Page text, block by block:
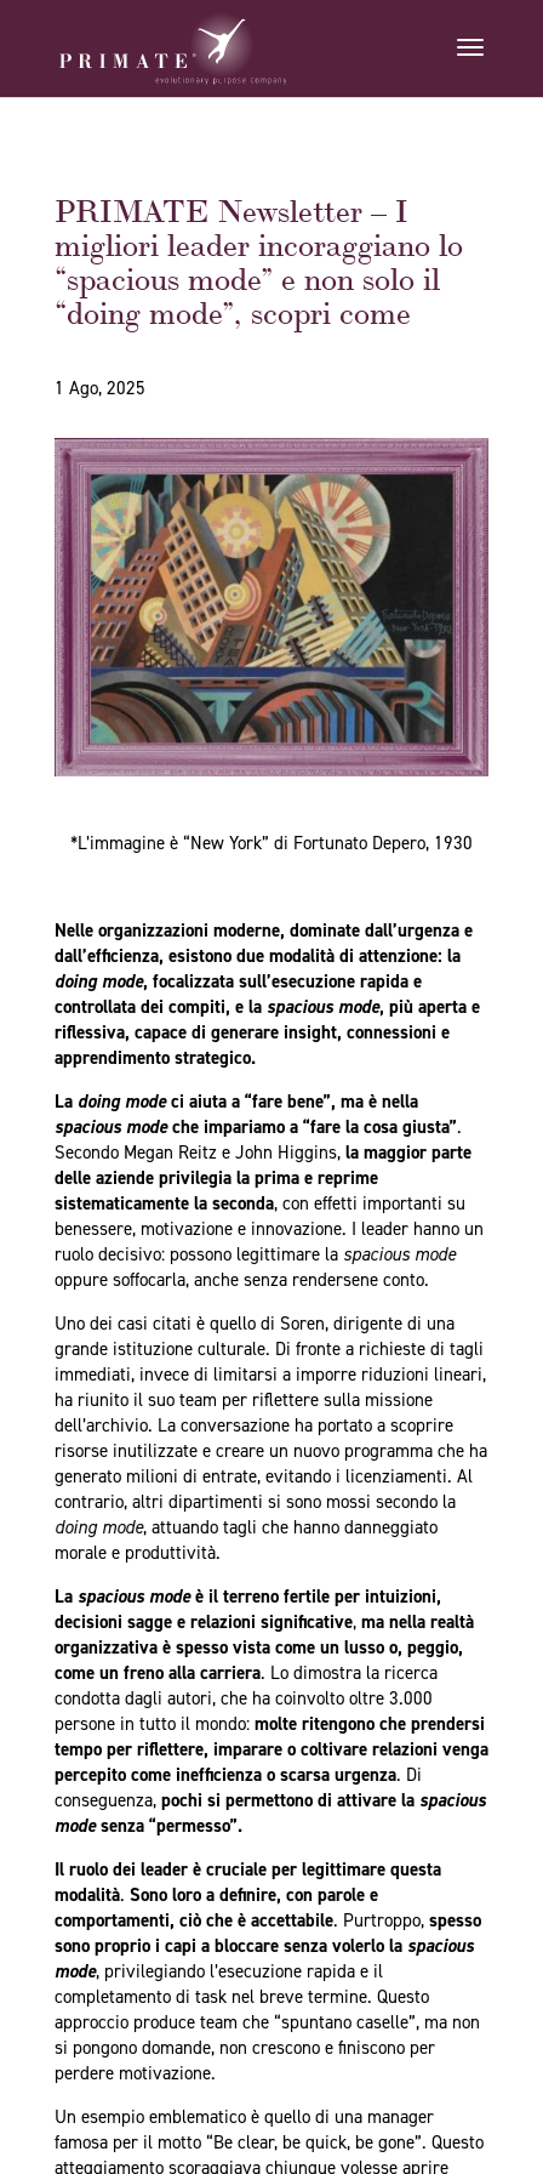
PRIMATE Newsletter – I
migliori leader incoraggiano lo
“spacious mode” e non solo il
“doing mode”, scopri come
1 Ago, 2025
*L’immagine è “New York” di Fortunato Depero, 1930
Nelle organizzazioni moderne, dominate dall’urgenza e
dall’efficienza, esistono due modalità di attenzione: la
doing mode, focalizzata sull’esecuzione rapida e
controllata dei compiti, e la spacious mode, più aperta e
riflessiva, capace di generare insight, connessioni e
apprendimento strategico.
La doing modeci aiuta a “fare bene”, ma è nella
spacious modeche impariamo a “fare la cosa giusta”.
Secondo Megan Reitz e John Higgins, la maggior parte
delle aziende privilegia la prima e reprime
sistematicamente la seconda, con effetti importanti su
benessere, motivazione e innovazione. I leader hanno un
ruolo decisivo: possono legittimare la spacious mode
oppure soffocarla, anche senza rendersene conto.
Uno dei casi citati è quello di Soren, dirigente di una
grande istituzione culturale. Di fronte a richieste di tagli
immediati, invece di limitarsi a imporre riduzioni lineari,
ha riunito il suo team per riflettere sulla missione
dell’archivio. La conversazione ha portato a scoprire
risorse inutilizzate e creare un nuovo programma che ha
generato milioni di entrate, evitando i licenziamenti. Al
contrario, altri dipartimenti si sono mossi secondo la
doing mode, attuando tagli che hanno danneggiato
morale e produttività.
La spacious modeè il terreno fertile per intuizioni,
decisioni sagge e relazioni significative, ma nella realtà
organizzativa è spesso vista come un lusso o, peggio,
come un freno alla carriera. Lo dimostra la ricerca
condotta dagli autori, che ha coinvolto oltre 3.000
persone in tutto il mondo: molte ritengono che prendersi
tempo per riflettere, imparare o coltivare relazioni venga
percepito come inefficienza o scarsa urgenza. Di
conseguenza, pochi si permettono di attivare la spacious
modesenza “permesso”.
Il ruolo dei leader è cruciale per legittimare questa
modalità. Sono loro a definire, con parole e
comportamenti, ciò che è accettabile. Purtroppo, spesso
sono proprio i capi a bloccare senza volerlo la spacious
mode, privilegiando l’esecuzione rapida e il
completamento di task nel breve termine. Questo
approccio produce team che “spuntano caselle”, ma non
si pongono domande, non crescono e finiscono per
perdere motivazione.
Un esempio emblematico è quello di una manager
famosa per il motto “Be clear, be quick, be gone”. Questo
atteggiamento scoraggiava chiunque volesse aprire